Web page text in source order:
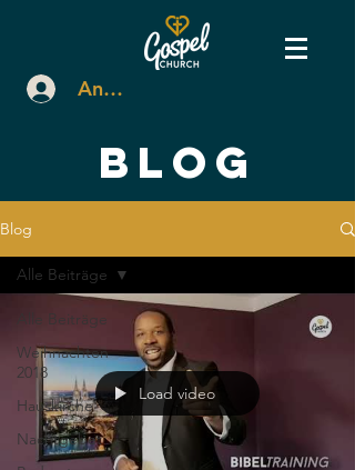
Anmelden
BLOG
Blog
Alle Beiträge
Weihnachten
2018
Hauskirche
Nachtgebet
Alle Beiträge
Load video